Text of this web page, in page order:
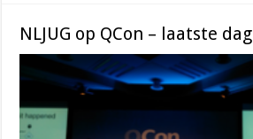
NLJUG op QCon – laatste dag